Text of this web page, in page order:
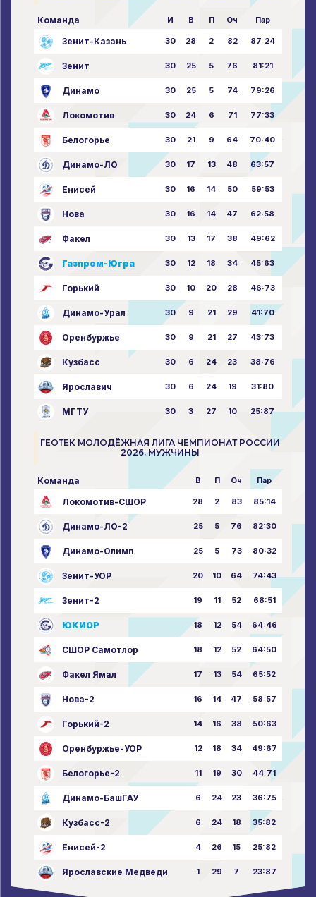
Команда И В П Оч Пар
Зенит-Казань 30 28 2 82 87:24
Зенит 30 25 5 76 81:21
Динамо 30 25 5 74 79:26
Локомотив 30 24 6 71 77:33
Белогорье 30 21 9 64 70:40
Динамо-ЛО 30 17 13 48 63:57
Енисей 30 16 14 50 59:53
Нова 30 16 14 47 62:58
Факел 30 13 17 38 49:62
Газпром-Югра 30 12 18 34 45:63
Горький 30 10 20 28 46:73
Динамо-Урал 30 9 21 29 41:70
Оренбуржье 30 9 21 27 43:73
Кузбасс 30 6 24 23 38:76
Ярославич 30 6 24 19 31:80
МГТУ 30 3 27 10 25:87
ГЕОТЕК МОЛОДЁЖНАЯ ЛИГА ЧЕМПИОНАТ РОССИИ
2026. МУЖЧИНЫ
Команда В П Оч Пар
Локомотив-СШОР 28 2 83 85:14
Динамо-ЛО-2 25 5 76 82:30
Динамо-Олимп 25 5 73 80:32
Зенит-УОР 20 10 64 74:43
Зенит-2 19 11 52 68:51
ЮКИОР 18 12 54 64:46
СШОР Самотлор 18 12 52 64:50
Факел Ямал 17 13 54 65:52
Нова-2 16 14 47 58:57
Горький-2 14 16 38 50:63
Оренбуржье-УОР 12 18 34 49:67
Белогорье-2 11 19 30 44:71
Динамо-БашГАУ 6 24 23 36:75
Кузбасс-2 6 24 18 35:82
Енисей-2 4 26 15 25:82
Ярославские Медведи 1 29 7 23:87